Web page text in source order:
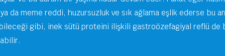
da meme reddi, huzursuzluk ve sık ağlama eşlik ederse bu
gibi, inek sütü proteini ilişkili gastroözefagiyal reflü de